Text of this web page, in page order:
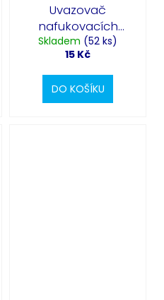
Uvazovač
nafukovacích
balónků
Skladem (52 ks)
15 Kč
DO KOŠÍKU